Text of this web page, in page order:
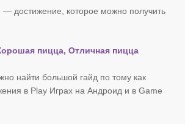
достижение, которое можно получить
пицца, Отличная пицца
найти большой гайд по тому как
в Play Играх на Андроид и в Game